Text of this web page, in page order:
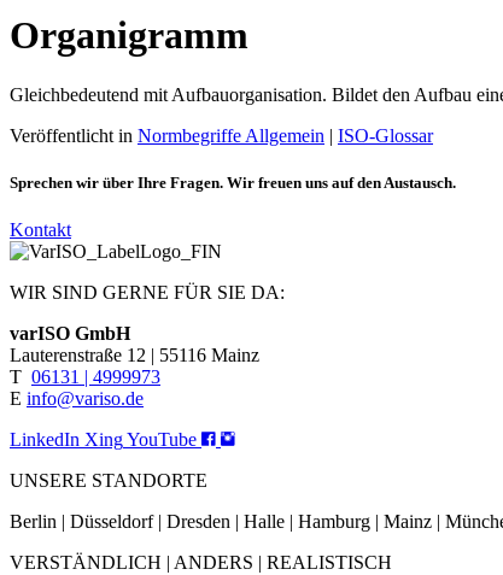
Organigramm
Gleichbedeutend mit Aufbauorganisation. Bildet den Aufbau
Veröffentlicht in Normbegriffe Allgemein | ISO-Glossar
Sprechen wir über Ihre Fragen. Wir freuen uns auf den Austausch.
Kontakt
WIR SIND GERNE FÜR SIE DA:
varISO GmbH
Lauterenstraße 12 | 55116 Mainz
T 06131 | 4999973
E info@variso.de
LinkedIn XingYouTube
UNSERE STANDORTE
Berlin | Düsseldorf | Dresden | Halle | Hamburg | Mainz |
VERSTÄNDLICH | ANDERS | REALISTISCH